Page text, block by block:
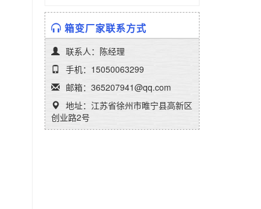
箱变厂家联系方式
联系人：陈经理
手机：15050063299
邮箱：365207941@qq.com
地址：江苏省徐州市睢宁县高新区
创业路2号